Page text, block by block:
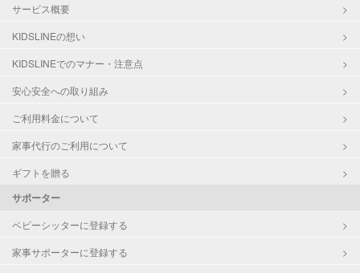
サービス概要
KIDSLINEの想い
KIDSLINEでのマナー・注意点
安心安全への取り組み
ご利用料金について
家事代行のご利用について
ギフトを贈る
サポーター
ベビーシッターに登録する
家事サポーターに登録する